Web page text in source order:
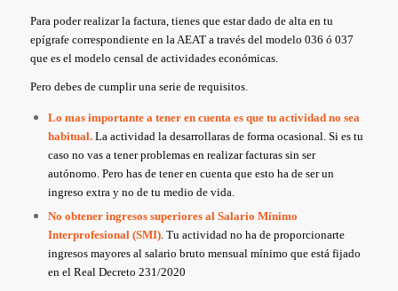
Para poder realizar la factura, tienes que estar dado de alta en tu
epígrafe correspondiente en la AEAT a través del modelo 036 ó 037
que es el modelo censal de actividades económicas.
Pero debes de cumplir una serie de requisitos.
Lo mas importante a tener en cuenta es que tu actividad no sea
habitual. La actividad la desarrollaras de forma ocasional. Si es tu
caso no vas a tener problemas en realizar facturas sin ser
autónomo. Pero has de tener en cuenta que esto ha de ser un
ingreso extra y no de tu medio de vida.
No obtener ingresos superiores al Salario Mínimo
Interprofesional (SMI). Tu actividad no ha de proporcionarte
ingresos mayores al salario bruto mensual mínimo que está fijado
en el Real Decreto 231/2020